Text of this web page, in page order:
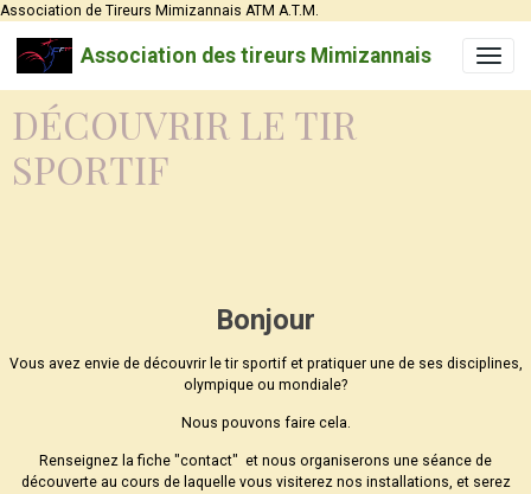
Association de Tireurs Mimizannais ATM A.T.M.
Association des tireurs Mimizannais
DÉCOUVRIR LE TIR
SPORTIF
Bonjour
Vous avez envie de découvrir le tir sportif et pratiquer une de ses disciplines,
olympique ou mondiale?
Nous pouvons faire cela.
Renseignez la fiche "contact" et nous organiserons une séance de
découverte au cours de laquelle vous visiterez nos installations, et serez